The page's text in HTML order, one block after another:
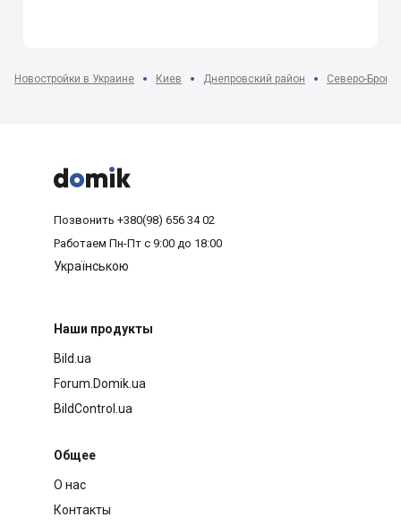
Новостройки в Украине Киев Днепровский район Северо-



Позвонить +380(98) 656 34 02
Работаем Пн-Пт с 9:00 до 18:00
Українською
Наши продукты
Bild.ua
Forum.Domik.ua
BildControl.ua
Общее
О нас
Контакты